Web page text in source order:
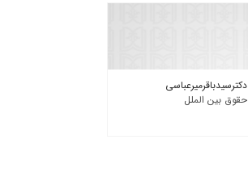
دکترسیدباقرمیرعباسی
حقوق بین الملل